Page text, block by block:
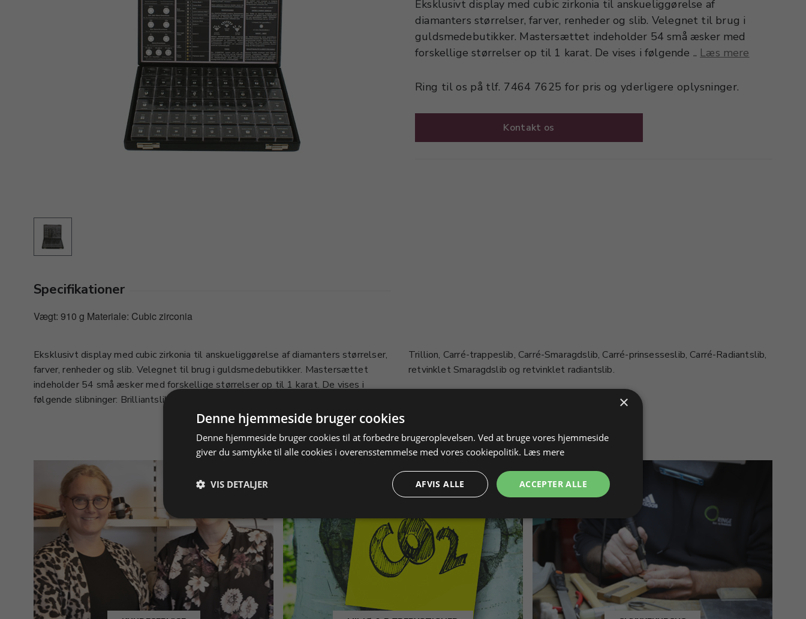
Eksklusivt display med cubic zirkonia til anskueliggørelse af
diamanters størrelser, farver, renheder og slib. Velegnet til brug i
guldsmedebutikker. Mastersættet indeholder 54 små æsker med
forskellige størrelser op til 1 karat. De vises i følgende .. Læs mere
Ring til os på tlf. 7464 7625 for pris og yderligere oplysninger.
Kontakt os
Specifikationer
Vægt: 910 g Materiale: Cubic zirconia
Eksklusivt display med cubic zirkonia til anskueliggørelse af diamanters størrelser,
farver, renheder og slib. Velegnet til brug i guldsmedebutikker. Mastersættet
indeholder 54 små æsker med forskellige størrelser op til 1 karat. De vises i
følgende slibninger: Brilliantslib: rund, oval, marquise/navette dråbe, hjerte, pude,
Trillion, Carré-trappeslib, Carré-Smaragdslib, Carré-prinsesseslib, Carré-Radiantslib,
retvinklet Smaragdslib og retvinklet radiantslib.
×
Denne hjemmeside bruger cookies
Denne hjemmeside bruger cookies til at forbedre brugeroplevelsen. Ved at bruge vores hjemmeside
giver du samtykke til alle cookies i overensstemmelse med vores cookiepolitik. Læs mere
ACCEPTER ALLE
AFVIS ALLE
VIS DETALJER